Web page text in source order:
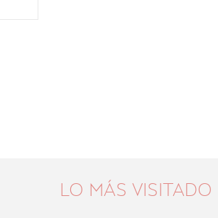
LO MÁS VISITADO